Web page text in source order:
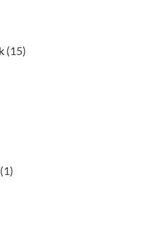
(15)
(1)